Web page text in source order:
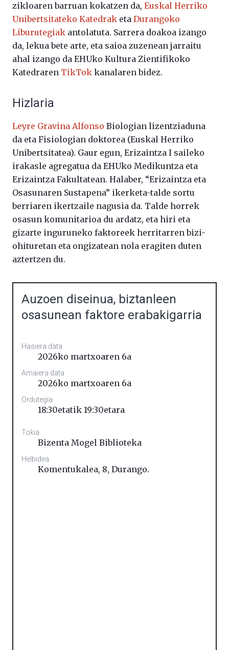
zikloaren barruan kokatzen da, Euskal Herriko
Unibertsitateko Katedrak eta Durangoko
Liburutegiak antolatuta. Sarrera doakoa izango
da, lekua bete arte, eta saioa zuzenean jarraitu
ahal izango da EHUko Kultura Zientifikoko
Katedraren TikTok kanalaren bidez.
Hizlaria
Leyre Gravina Alfonso Biologian lizentziaduna
da eta Fisiologian doktorea (Euskal Herriko
Unibertsitatea). Gaur egun, Erizaintza I saileko
irakasle agregatua da EHUko Medikuntza eta
Erizaintza Fakultatean. Halaber, “Erizaintza eta
Osasunaren Sustapena” ikerketa-talde sortu
berriaren ikertzaile nagusia da. Talde horrek
osasun komunitarioa du ardatz, eta hiri eta
gizarte inguruneko faktoreek herritarren bizi-
ohituretan eta ongizatean nola eragiten duten
aztertzen du.
Auzoen diseinua, biztanleen
osasunean faktore erabakigarria
Hasiera data
2026ko martxoaren 6a
Amaiera data
2026ko martxoaren 6a
Ordutegia
18:30etatik 19:30etara
Tokia
Bizenta Mogel Biblioteka
Helbidea
Komentukalea, 8, Durango.